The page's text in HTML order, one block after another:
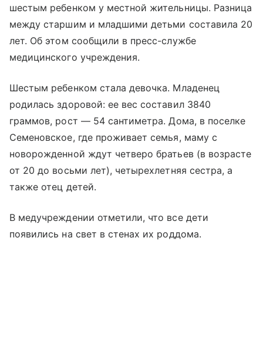
шестым ребенком у местной жительницы. Разница
между старшим и младшими детьми составила 20
лет. Об этом сообщили в пресс-службе
медицинского учреждения.
Шестым ребенком стала девочка. Младенец
родилась здоровой: ее вес составил 3840
граммов, рост — 54 сантиметра. Дома, в поселке
Семеновское, где проживает семья, маму с
новорожденной ждут четверо братьев (в возрасте
от 20 до восьми лет), четырехлетняя сестра, а
также отец детей.
В медучреждении отметили, что все дети
появились на свет в стенах их роддома.